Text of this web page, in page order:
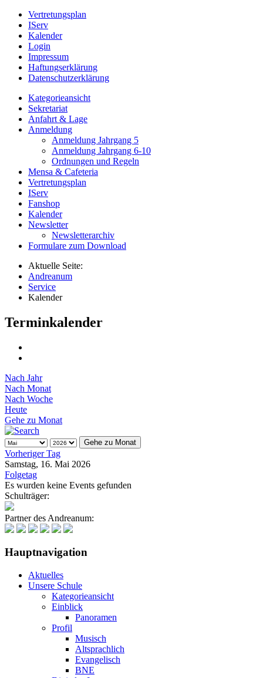
Vertretungsplan
IServ
Kalender
Login
Impressum
Haftungserklärung
Datenschutzerklärung
Kategorieansicht
Sekretariat
Anfahrt & Lage
Anmeldung
Anmeldung Jahrgang 5
Anmeldung Jahrgang 6-10
Ordnungen und Regeln
Mensa & Cafeteria
Vertretungsplan
IServ
Fanshop
Kalender
Newsletter
Newsletterarchiv
Formulare zum Download
Aktuelle Seite:
Andreanum
Service
Kalender
Terminkalender
Nach Jahr
Nach Monat
Nach Woche
Heute
Gehe zu Monat
Gehe zu Monat
Vorheriger Tag
Samstag, 16. Mai 2026
Folgetag
Es wurden keine Events gefunden
Schulträger:
Partner des Andreanum:
Hauptnavigation
Aktuelles
Unsere Schule
Kategorieansicht
Einblick
Panoramen
Profil
Musisch
Altsprachlich
Evangelisch
BNE